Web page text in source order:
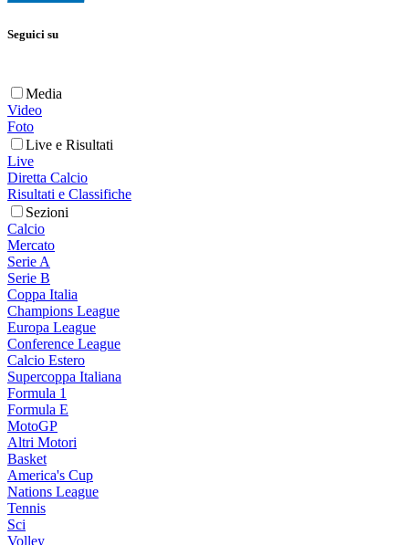
Seguici su
Media
Video
Foto
Live e Risultati
Live
Diretta Calcio
Risultati e Classifiche
Sezioni
Calcio
Mercato
Serie A
Serie B
Coppa Italia
Champions League
Europa League
Conference League
Calcio Estero
Supercoppa Italiana
Formula 1
Formula E
MotoGP
Altri Motori
Basket
America's Cup
Nations League
Tennis
Sci
Volley